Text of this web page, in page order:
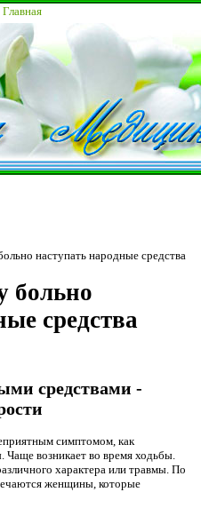
Главная
наступать народные средства
больно
средства
средствами -
симптомом, как
Чаще возникает во время ходьбы.
характера или травмы. По
женщины, которые